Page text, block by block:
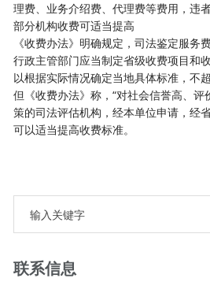
理费、业务介绍费、代理费等费用，违
部分机构收费可适当提高
《收费办法》明确规定，司法鉴定服务
行政主管部门应当制定省级收费项目和
以根据实际情况确定当地具体标准，不
但《收费办法》称，“对社会信誉高、
策的司法评估机构，经本单位申请，经
可以适当提高收费标准。
联系信息